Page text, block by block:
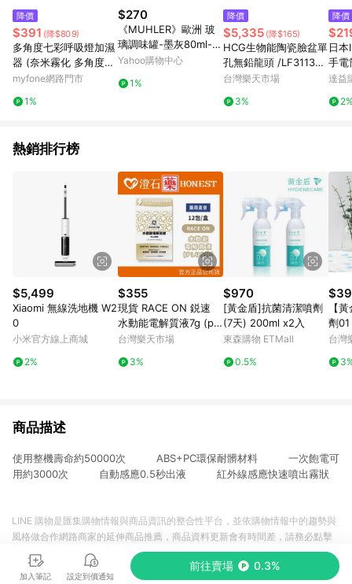
降價
$391 (降$809)
多角度七彩呼吸燈加濕
器 (奈米霧化 多角度出
霧 靜音加濕 不凝水珠)
myfone網路門市
1%
$270
《MUHLER》歐洲 玻
璃調味罐-墨灰80ml--
調味瓶
Yahoo購物中心
1%
降價
$5,335 (降$165)
HCG生物能陶瓷臉盆單
孔無鉛龍頭 /LF3113U
(AW)
台灣樂天市場
3%
降價
日本
手電
達益
熱銷排行榜
$5,499
Xiaomi 無線洗地機 W2
0
小米官方線上商城
2%
$355
現貨 RACE ON 鋭速
水動能電解質液7g (plu
s 鋅) 12包/盒 澄石藥局
台灣樂天市場
3%
$970
[黃金盾]抗菌清潔噴劑
(7天) 200ml x2入
東森購物 ETMall
0.5%
【
劑
ml
台灣
商品描述
使用整機壽命約50000次 ABS+PC環保耐髒材料 一次飽電可
用約3000次 自動感應0.5秒出液 紅外線感應快速噴出霧狀
加入筆記 設定到價通知
前往賣場 0.3%
LINE 購物是匯集購物情報與商品資訊的整合性平台，並依購物情報中的趨勢與
風格做合作網路商家的延伸商品推薦，商品資料更新會有時間差，請務必點擊
商品至各合作網路商家，確認現售價與購物條件，一切資訊以合作廠商網頁為
準。